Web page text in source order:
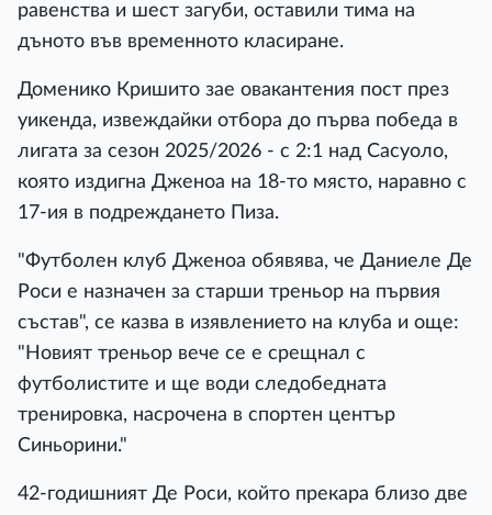
равенства и шест загуби, оставили тима на
дъното във временното класиране.
Доменико Кришито зае овакантения пост през
уикенда, извеждайки отбора до първа победа в
лигата за сезон 2025/2026 - с 2:1 над Сасуоло,
която издигна Дженоа на 18-то място, наравно с
17-ия в подреждането Пиза.
"Футболен клуб Дженоа обявява, че Даниеле Де
Роси е назначен за старши треньор на първия
състав", се казва в изявлението на клуба и още:
"Новият треньор вече се е срещнал с
футболистите и ще води следобедната
тренировка, насрочена в спортен център
Синьорини."
42-годишният Де Роси, който прекара близо две